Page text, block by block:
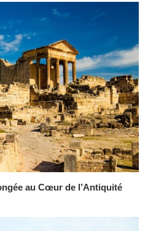
au Cœur de l’Antiquité